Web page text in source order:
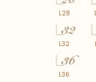
L28
L32
L36